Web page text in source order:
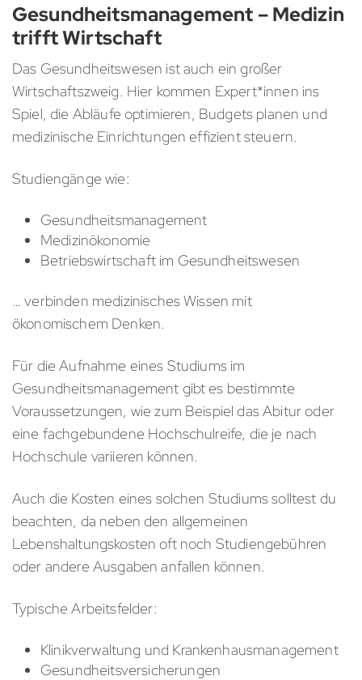
Gesundheitsmanagement – Medizin
trifft Wirtschaft
Das Gesundheitswesen ist auch ein großer
Wirtschaftszweig. Hier kommen Expert*innen ins
Spiel, die Abläufe optimieren, Budgets planen und
medizinische Einrichtungen effizient steuern.
Studiengänge wie:
Gesundheitsmanagement
Medizinökonomie
Betriebswirtschaft im Gesundheitswesen
… verbinden medizinisches Wissen mit
ökonomischem Denken.
Für die Aufnahme eines Studiums im
Gesundheitsmanagement gibt es bestimmte
Voraussetzungen, wie zum Beispiel das Abitur oder
eine fachgebundene Hochschulreife, die je nach
Hochschule variieren können.
Auch die Kosten eines solchen Studiums solltest du
beachten, da neben den allgemeinen
Lebenshaltungskosten oft noch Studiengebühren
oder andere Ausgaben anfallen können.
Typische Arbeitsfelder:
Klinikverwaltung und Krankenhausmanagement
Gesundheitsversicherungen